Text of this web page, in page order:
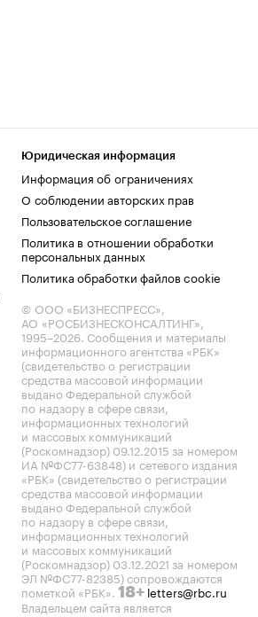
Юридическая информация
Информация об ограничениях
О соблюдении авторских прав
Пользовательское соглашение
Политика в отношении обработки
персональных данных
Политика обработки файлов cookie
© ООО «БИЗНЕСПРЕСС»,
АО «РОСБИЗНЕСКОНСАЛТИНГ»,
1995–2026. Сообщения и материалы
информационного агентства «РБК»
(свидетельство о регистрации
средства массовой информации
выдано Федеральной службой
по надзору в сфере связи,
информационных технологий
и массовых коммуникаций
(Роскомнадзор) 09.12.2015 за номером
ИА №ФС77-63848) и сетевого издания
«РБК» (свидетельство о регистрации
средства массовой информации
выдано Федеральной службой
по надзору в сфере связи,
информационных технологий
и массовых коммуникаций
(Роскомнадзор) 03.12.2021 за номером
ЭЛ №ФС77-82385) сопровождаются
пометкой «РБК». 18+ letters@rbc.ru
Владельцем сайта является